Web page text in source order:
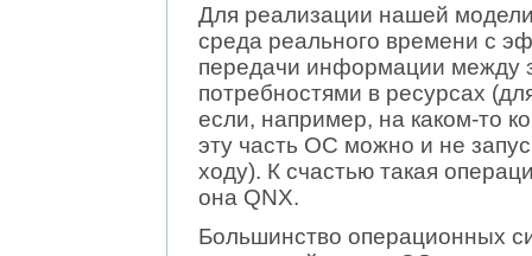
Для реализации нашей
среда реального времени с
передачи информации между
потребностями в ресурсах
если, например, на каком-то
эту часть ОС можно и не
ходу). К счастью такая
она QNX.
Большинство операционных